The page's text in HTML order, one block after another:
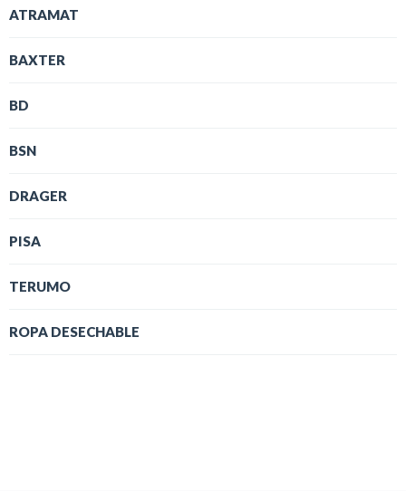
ATRAMAT
BAXTER
BD
BSN
DRAGER
PISA
TERUMO
ROPA DESECHABLE